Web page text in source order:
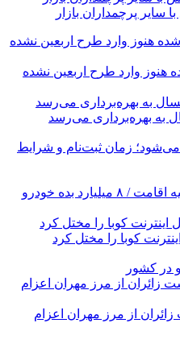
شده هنوز وارد طرح اربعین نشده
به بهره‌برداری می‌رسد
زمان ثبت‌نام و شرایط
کاسبی خارج‌نشین‌ها با سهمیه اقامت / ۸ میلیارد بده خودرو
کوبا را مختل کرد
زائران از مرز مهران اعزام